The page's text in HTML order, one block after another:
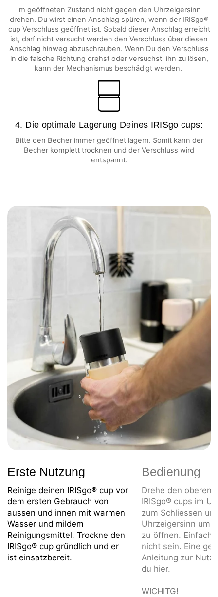
Im geöffneten Zustand nicht gegen den Uhrzeigersinn
drehen. Du wirst einen Anschlag spüren, wenn der IRISgo®
cup Verschluss geöffnet ist. Sobald dieser Anschlag erreicht
ist, darf nicht versucht werden den Verschluss über diesen
Anschlag hinweg abzuschrauben. Wenn Du den Verschluss
in die falsche Richtung drehst oder versuchst, ihn zu lösen,
kann der Mechanismus beschädigt werden.
4. Die optimale Lagerung Deines IRISgo cups:
Bitte den Becher immer geöffnet lagern. Somit kann der
Becher komplett trocknen und der Verschluss wird
entspannt.
Erste Nutzung
Reinige deinen IRISgo® cup vor
dem ersten Gebrauch von
aussen und innen mit warmen
Wasser und mildem
Reinigungsmittel. Trockne den
IRISgo® cup gründlich und er
ist einsatzbereit.
Bedienung
Drehe den oberen
IRISgo® cups im
zum Schliessen
Uhrzeigersinn um
zu öffnen.
nicht sein. Eine
Anleitung zur
du hier.
WICHITG!